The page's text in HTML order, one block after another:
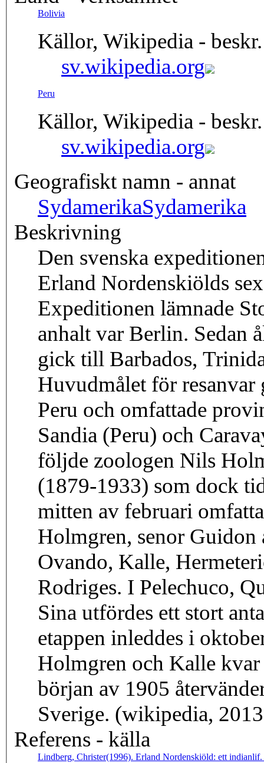
Bolivia
Källor, Wikipedia -
sv.wikipedia.org
Peru
Källor, Wikipedia -
sv.wikipedia.org
Geografiskt namn - annat
SydamerikaSydamerika
Beskrivning
Den svenska
Erland Nordenskiölds
Expeditionen lämnade
anhalt var Berlin. Sedan
gick till Barbados,
Huvudmålet för
Peru och omfattade
Sandia (Peru) och
följde zoologen Nils
(1879-1933) som dock
mitten av februari
Holmgren, senor Guidon
Ovando, Kalle,
Rodriges. I Pelechuco,
Sina utfördes ett stort
etappen inleddes i
Holmgren och Kalle
början av 1905
Sverige. (wikipedia,
Referens - källa
Lindberg, Christer(1996). Erland Nordenskiöld: ett